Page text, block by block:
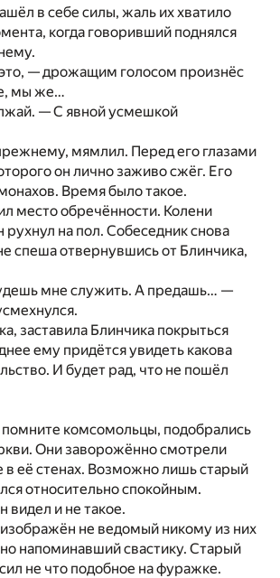
в себе силы, жаль их хватило
когда говоривший поднялся
— дрожащим голосом произнёс
мы же…
— С явной усмешкой
мямлил. Перед его глазами
он лично заживо сжёг. Его
Время было такое.
место обречённости. Колени
рухнул на пол. Собеседник снова
спеша отвернувшись от Блинчика,
мне служить. А предашь… —
заставила Блинчика покрыться
ему придётся увидеть какова
И будет рад, что не пошёл
помните комсомольцы, подобрались
Они заворожённо смотрели
в её стенах. Возможно лишь старый
относительно спокойным.
видел и не такое.
не ведомый никому из них
напоминавший свастику. Старый
не что подобное на фуражке.